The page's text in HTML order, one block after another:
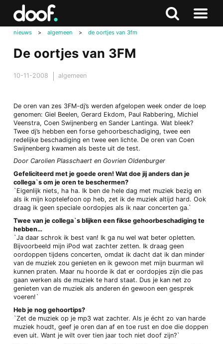
Zoeken
Naar
nieuws > algemeen > de oortjes van 3fm
De oortjes van 3FM
10-11-2008 algemeen
De oren van zes 3FM-dj’s werden afgelopen week onder de loep
genomen: Giel Beelen, Gerard Ekdom, Paul Rabbering, Michiel
Veenstra, Coen Swijnenberg en Sander Lantinga. Wat bleek?
Twee dj’s hebben een forse gehoorbeschadiging, twee een
redelijke beschadiging en twee een lichte. De oren van Coen
Swijnenberg kwamen als beste uit de test.
Door Carolien Plasschaert en Govrien Oldenburger
Gefeliciteerd met je goede oren! Wat doe jij anders dan je
collega`s om je oren te beschermen?
`Eigenlijk niets, ha ha. Ik ben de hele dag met muziek bezig en
als ik mijn koptelefoon op heb, zet ik de muziek altijd hard. Ook
draag ik geen speciale oordopjes als ik naar concerten ga.`
Twee van je collega`s blijken een fikse gehoorbeschadiging te
hebben…
`Ja daar schrok ik best van! Ik ga nu wel wat beter opletten.
Bijvoorbeeld mijn iPod wat zachter zetten. Ik draag geen
oordoppen tijdens concerten, omdat ik dacht dat ik dan minder
van de muziek zou genieten en ik gewoon met mijn buurman wil
kunnen praten. Maar nu hoorde ik dat er oordopjes zijn die pas
gaan werken als de muziek te hard staat. Dus je kan net zo
genieten van de muziek als anderen én gewoon een gesprek
voeren!`
Heb je nog gehoortips?
`Zet de muziek op je mp3 wat zachter. Als je écht zo van harde
muziek houdt, geef je oren dan af en toe rust en doe die doppen
even uit. Want je wilt over tien jaar toch niet doof zijn?`
Doof.nl
Zoeken